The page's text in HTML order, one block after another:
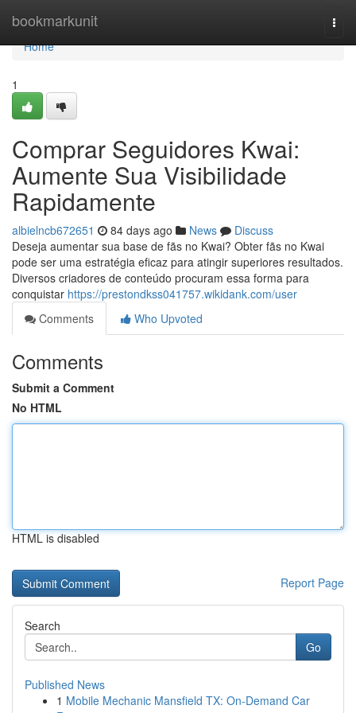
bookmarkunit
Home
Home
1
Comprar Seguidores Kwai:
Aumente Sua Visibilidade
Rapidamente
albielncb672651 84 days ago News
Discuss
Deseja aumentar sua base de fãs no Kwai? Obter fãs no Kwai
pode ser uma estratégia eficaz para atingir superiores resultados.
Diversos criadores de conteúdo procuram essa forma para
conquistar https://prestondkss041757.wikidank.com/user
Comments
Who Upvoted
Comments
Submit a Comment
No HTML
HTML is disabled
Report Page
Search
Go
Published News
1 Mobile Mechanic Mansfield TX: On-Demand Car